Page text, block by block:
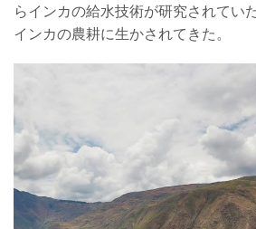
らインカの給水技術が研究されてい
インカの農耕に生かされてきた。